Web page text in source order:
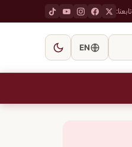
تابعنا:
EN